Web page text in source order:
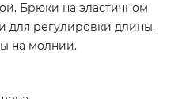
Брюки на эластичном
для регулировки длины,
на молнии.